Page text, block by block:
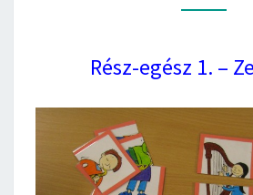
Rész-egész 1. –